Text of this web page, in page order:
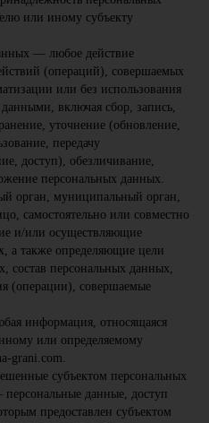
или иному субъекту
— любое действие
(операций), совершаемых
или без использования
включая сбор, запись,
уточнение (обновление,
передачу
доступ), обезличивание,
персональных данных.
орган, муниципальный орган,
самостоятельно или совместно
и/или осуществляющие
а также определяющие цели
состав персональных данных,
(операции), совершаемые
информация, относящаяся
или определяемому
grani.com.
субъектом персональных
данные, доступ
предоставлен субъектом